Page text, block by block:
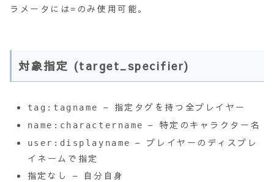
ラメータには= のみ使用可能。
対象指定 (target_specifier)
tag:tagname – 指定タグを持つ全プレイヤー
name:charactername – 特定のキャラクター名
user:displayname
– プレイヤーのディスプレ
イネームで指定
指定なし – 自分自身